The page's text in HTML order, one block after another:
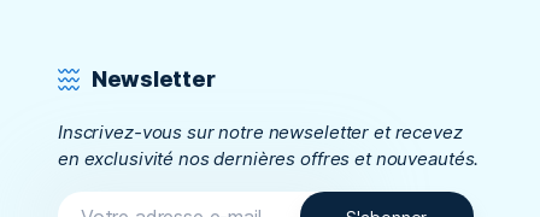
Newsletter
Inscrivez-vous sur notre newseletter et recevez
en exclusivité nos dernières offres et nouveautés.